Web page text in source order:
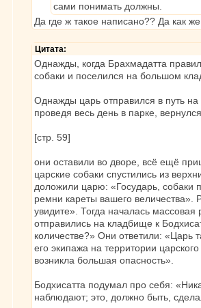
сами понимать должны.
Да где ж такое написано?? Да как
Цитата:
Однажды, когда Брахмадатта
собаки и поселился на большом
Однажды царь отправился в путь
проведя весь день в парке,
[стр. 59]
они оставили во дворе, всё ещё
царские собаки спустились из
доложили царю: «Государь, собаки
ремни кареты вашего величества».
увидите». Тогда началась
отправились на кладбище к
количестве?» Они ответили: «Царь
его экипажа на территории
возникла большая опасность».
Бодхисатта подумал про себя:
наблюдают; это, должно быть,